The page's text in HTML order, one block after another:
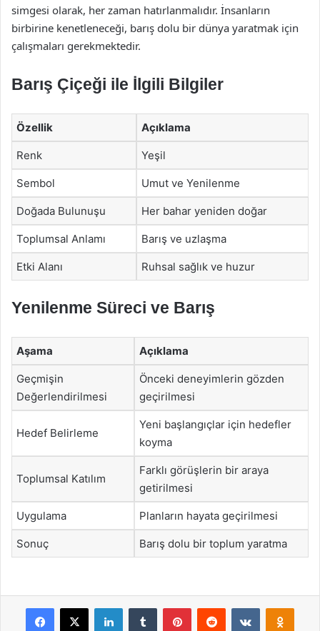
simgesi olarak, her zaman hatırlanmalıdır. İnsanların
birbirine kenetleneceği, barış dolu bir dünya yaratmak için
çalışmaları gerekmektedir.
Barış Çiçeği ile İlgili Bilgiler
Özellik Açıklama
Renk Yeşil
Sembol Umut ve Yenilenme
Doğada Bulunuşu Her bahar yeniden doğar
Toplumsal Anlamı Barış ve uzlaşma
Etki Alanı Ruhsal sağlık ve huzur
Yenilenme Süreci ve Barış
Aşama Açıklama
Geçmişin
Değerlendirilmesi
Önceki deneyimlerin gözden
geçirilmesi
Hedef Belirleme
Yeni başlangıçlar için hedefler
koyma
Toplumsal Katılım
Farklı görüşlerin bir araya
getirilmesi
Uygulama Planların hayata geçirilmesi
Sonuç Barış dolu bir toplum yaratma
Facebook
X LinkedInTumblr PinterestReddit VKontakte